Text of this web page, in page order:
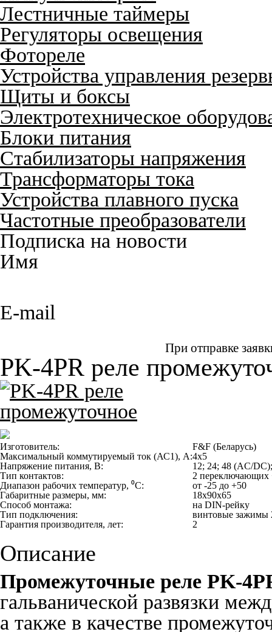
Лестничные таймеры
Регуляторы освещения
Фотореле
Устройства управления
Щиты и боксы
Электротехническое
Блоки питания
Стабилизаторы напряжения
Трансформаторы тока
Устройства плавного пуска
Частотные преобразователи
Подписка на новости
Имя
E-mail
При отправке
PK-4PR реле
Изготовитель:
F&F (Беларусь)
Максимальный коммутируемый ток (АС1), А:4х5
Напряжение питания, В:
12; 24; 48 (AC/
Тип контактов:
2
Диапазон рабочих температур, ⁰С:
от -25 до +50
Габаритные размеры, мм:
18х90х65
Способ монтажа:
на DIN-рейку
Тип подключения:
винтовые зажимы
Гарантия производителя, лет:
2
Описание
Промежуточные реле PK-
гальванической развязки
а также в качестве